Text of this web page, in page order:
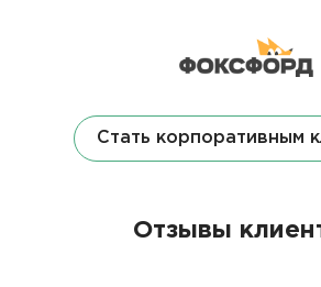
Стать корпоративным
Отзывы